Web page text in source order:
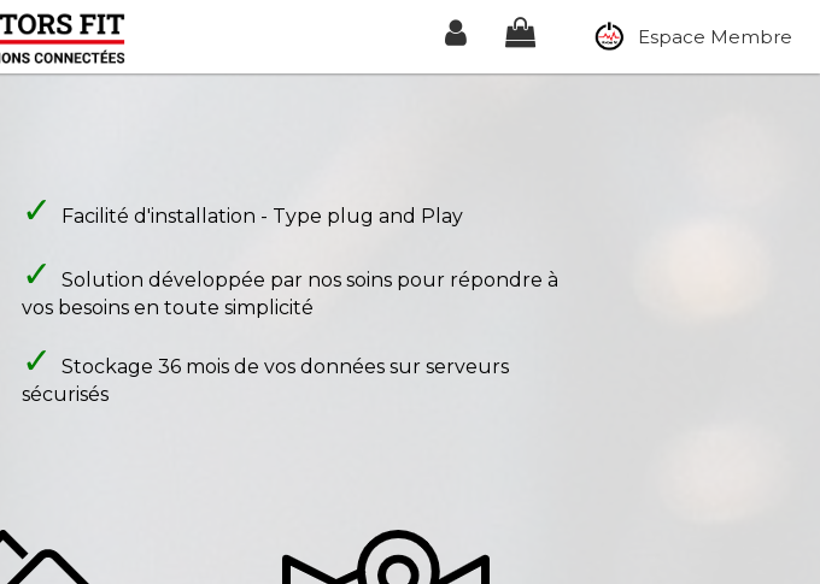
Espace Membre
✓ Facilité d'installation - Type plug and Play
✓
Solution développée par nos soins pour répondre à
vos besoins en toute simplicité
✓
Stockage 36 mois de vos données sur serveurs
sécurisés